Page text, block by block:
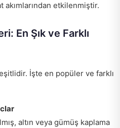
akımlarından etkilenmiştir.
En Şık ve Farklı
İşte en popüler ve farklı
altın veya gümüş kaplama